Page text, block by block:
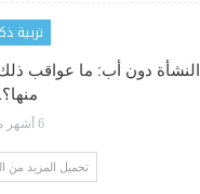
تربية
النشأة دون أب: ما عواقب
6 أشهر منذ
تحميل المزيد من